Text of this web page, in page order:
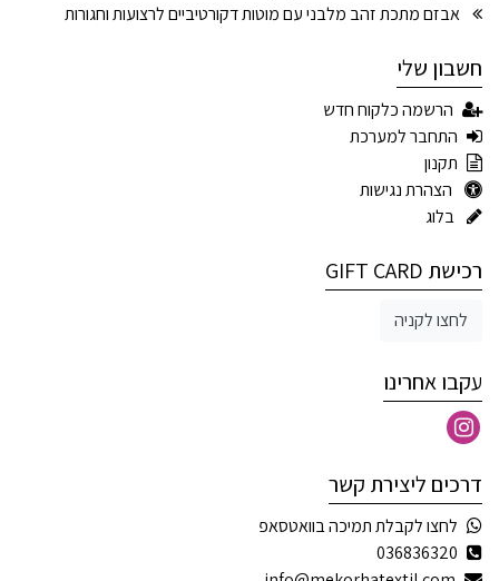
אבזם מתכת זהב מלבני עם מוטות דקורטיביים לרצועות וחגורות
חשבון שלי
הרשמה כלקוח חדש
התחבר למערכת
תקנון
הצהרת נגישות
בלוג
רכישת GIFT CARD
לחצו לקניה
עקבו אחרינו
דרכים ליצירת קשר
לחצו לקבלת תמיכה בוואטסאפ
036836320